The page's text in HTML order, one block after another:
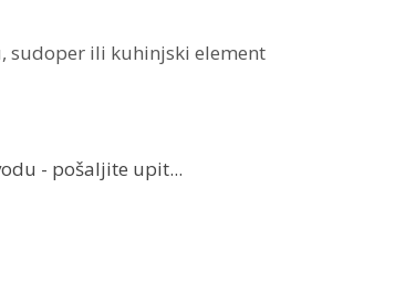
sudoper ili kuhinjski element
- pošaljite upit...